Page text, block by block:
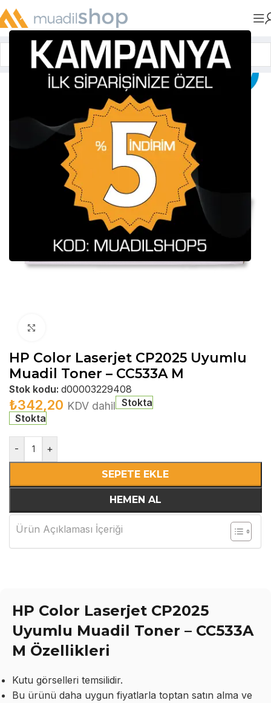
Anasayfa»Muadil Tonerler
HP Color Laserjet CP2025 Uyumlu
Muadil Toner – CC533A M
Stok kodu: d00003229408
₺342,20 KDV dahil Stokta
Stokta
- +
SEPETE EKLE
HEMEN AL
Ürün Açıklaması İçeriği
HP Color Laserjet CP2025
Uyumlu Muadil Toner – CC533A
M Özellikleri
Kutu görselleri temsilidir.
Bu ürünü daha uygun fiyatlarla toptan satın alma ve